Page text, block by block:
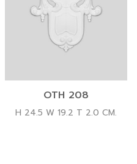
OTH 208
H 24.5 W 19.2 T 2.0 CM.